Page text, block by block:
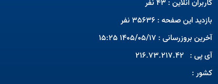
کاربران آنلاین : 43 نفر
بازدید این صفحه : 35636 نفر
آخرین بروزرسانی : 1405/05/17 15:25
آی پی : 216.73.217.42
کشور :